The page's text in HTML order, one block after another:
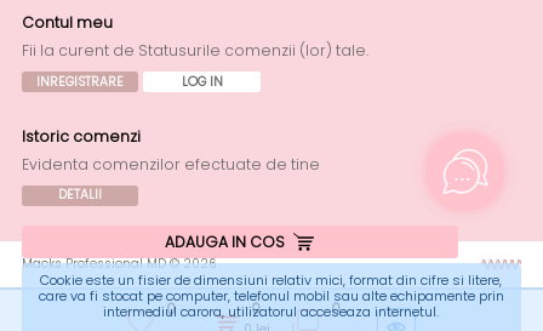
ADAUGA IN COS
0 0 0
Contul meu
Fii la curent de Statusurile comenzii (lor) tale.
INREGISTRARE LOG IN
Istoric comenzi
Evidenta comenzilor efectuate de tine
DETALII
Macks Professional MD © 2026
Cookie este un fisier de dimensiuni relativ mici, format din cifre si litere,
care va fi stocat pe computer, telefonul mobil sau alte echipamente prin
intermediul carora, utilizatorul acceseaza internetul.